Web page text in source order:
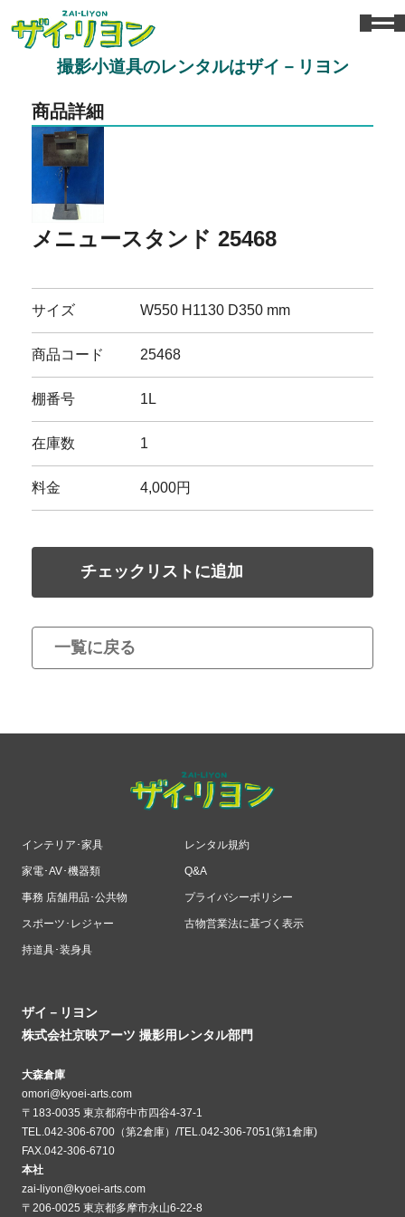
撮影小道具のレンタルはザイ－リヨン
商品詳細
メニュースタンド 25468
サイズ W550 H1130 D350 mm
商品コード 25468
棚番号 1L
在庫数 1
料金 4,000円
チェックリストに追加
一覧に戻る
インテリア･家具
家電･AV･機器類
事務 店舗用品･公共物
スポーツ･レジャー
持道具･装身具
レンタル規約
Q&A
プライバシーポリシー
古物営業法に基づく表示
ザイ－リヨン
株式会社京映アーツ 撮影用レンタル部門
大森倉庫
omori@kyoei-arts.com
〒183-0035 東京都府中市四谷4-37-1
TEL.042-306-6700（第2倉庫）/TEL.042-306-7051(第1倉庫)
FAX.042-306-6710
本社
zai-liyon@kyoei-arts.com
〒206-0025 東京都多摩市永山6-22-8